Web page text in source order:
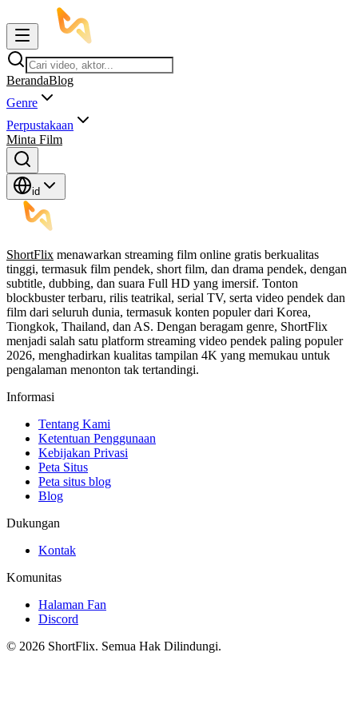
BerandaBlog
Genre
Perpustakaan
Minta Film
id
ShortFlix menawarkan streaming film online gratis berkualitas
tinggi, termasuk film pendek, short film, dan drama pendek, dengan
subtitle, dubbing, dan suara Full HD yang imersif. Tonton
blockbuster terbaru, rilis teatrikal, serial TV, serta video pendek dan
film dari seluruh dunia, termasuk konten populer dari Korea,
Tiongkok, Thailand, dan AS. Dengan beragam genre, ShortFlix
menjadi salah satu platform streaming video pendek paling populer
2026, menghadirkan kualitas tampilan 4K yang memukau untuk
pengalaman menonton tak tertandingi.
Informasi
Tentang Kami
Ketentuan Penggunaan
Kebijakan Privasi
Peta Situs
Peta situs blog
Blog
Dukungan
Kontak
Komunitas
Halaman Fan
Discord
© 2026 ShortFlix. Semua Hak Dilindungi.